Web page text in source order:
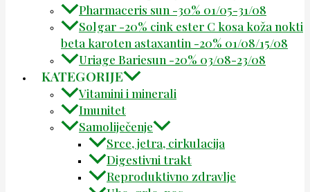
Pharmaceris sun -30% 01/05-31/08
Solgar -20% cink ester C kosa koža nokti
beta karoten astaxantin -20% 01/08/15/08
Uriage Bariesun -20% 03/08-23/08
KATEGORIJE
Vitamini i minerali
Imunitet
Samoliječenje
Srce, jetra, cirkulacija
Digestivni trakt
Reproduktivno zdravlje